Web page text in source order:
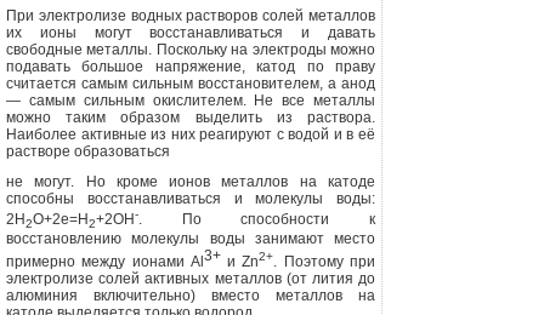
При электролизе водных растворов солей металлов
их ионы могут восста­навливаться и давать
свободные метал­лы. Поскольку на электроды можно
по­давать большое напряжение, катод по праву
считается самым сильным восста­новителем, а анод
— самым сильным окислителем. Не все металлы
можно та­ким образом выделить из раствора.
Наиболее активные из них реагируют с водой и в её
растворе образоваться
не могут. Но кроме ионов металлов на катоде
способны восстанавливаться и молекулы воды:
2Н2О+2е=Н2+2ОН-
. По способности к
восстановлению мо­лекулы воды занимают место
примерно между ионами Аl3+иZn2+. Поэтому при
электролизе солей активных металлов (от лития до
алюминия включительно) вместо металлов на